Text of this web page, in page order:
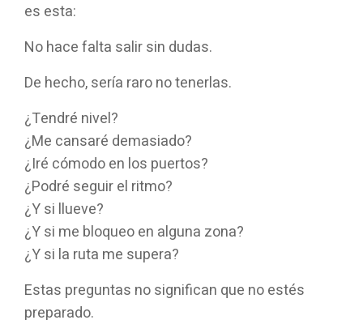
es esta:
No hace falta salir sin dudas.
De hecho, sería raro no tenerlas.
¿Tendré nivel?
¿Me cansaré demasiado?
¿Iré cómodo en los puertos?
¿Podré seguir el ritmo?
¿Y si llueve?
¿Y si me bloqueo en alguna zona?
¿Y si la ruta me supera?
Estas preguntas no significan que no estés
preparado.